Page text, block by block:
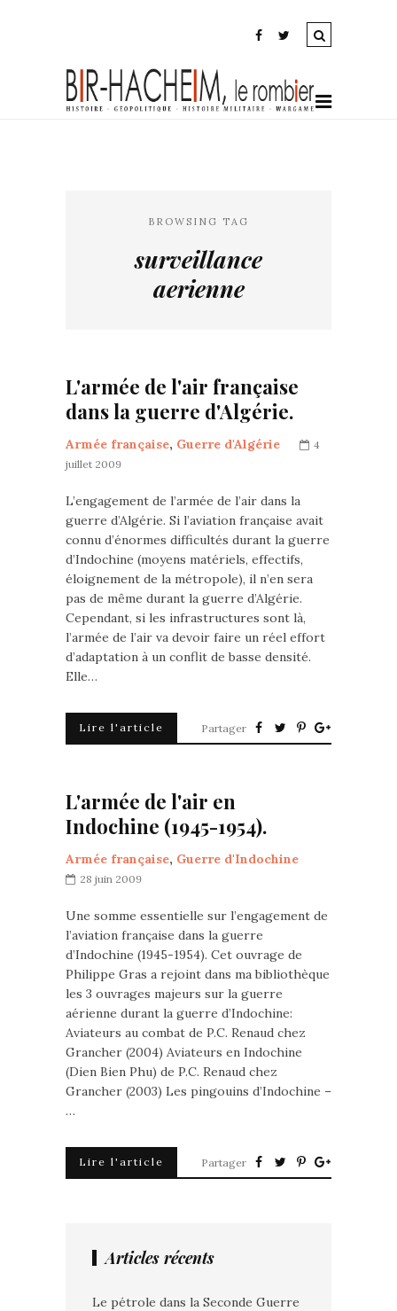
BROWSING TAG
surveillance
aerienne
L'armée de l'air française
dans la guerre d'Algérie.
Armée française, Guerre d'Algérie
4
juillet 2009
L’engagement de l’armée de l’air dans la
guerre d’Algérie. Si l’aviation française avait
connu d’énormes difficultés durant la guerre
d’Indochine (moyens matériels, effectifs,
éloignement de la métropole), il n’en sera
pas de même durant la guerre d’Algérie.
Cependant, si les infrastructures sont là,
l’armée de l’air va devoir faire un réel effort
d’adaptation à un conflit de basse densité.
Elle…
Lire l'article Partager
L'armée de l'air en
Indochine (1945-1954).
Armée française, Guerre d'Indochine
28 juin 2009
Une somme essentielle sur l’engagement de
l’aviation française dans la guerre
d’Indochine (1945-1954). Cet ouvrage de
Philippe Gras a rejoint dans ma bibliothèque
les 3 ouvrages majeurs sur la guerre
aérienne durant la guerre d’Indochine:
Aviateurs au combat de P.C. Renaud chez
Grancher (2004) Aviateurs en Indochine
(Dien Bien Phu) de P.C. Renaud chez
Grancher (2003) Les pingouins d’Indochine –
…
Lire l'article Partager
Articles récents
Le pétrole dans la Seconde Guerre